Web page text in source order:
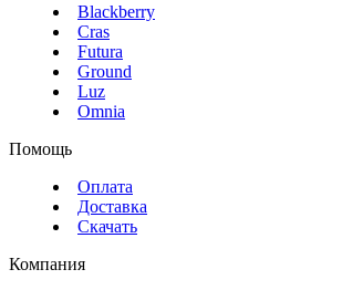
Blackberry
Cras
Futura
Ground
Luz
Omnia
Помощь
Оплата
Доставка
Скачать
Компания